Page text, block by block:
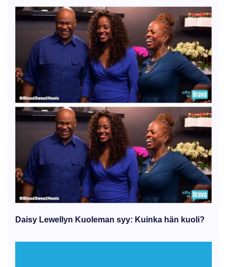
Daisy Lewellyn Kuoleman syy: Kuinka hän kuoli?